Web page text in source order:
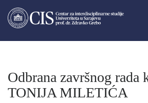
Odbrana završnog rada
TONIJA MILETIĆA